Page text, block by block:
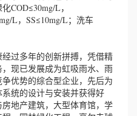
COD≤30mg/L，
L，SS≤10mg/L；洗车
过多年的创新拼搏，凭借精
现已发展成为虹吸雨水、雨
优势的综合型企业，先后为
统的设计与安装并获得好
地产建筑，大型体育馆，学